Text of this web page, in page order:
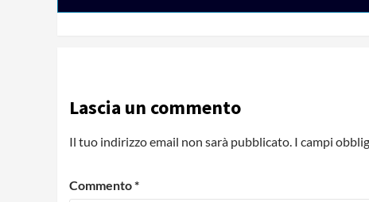
Lascia un commento
Il tuo indirizzo email non sarà pubblicato. I campi
Commento*